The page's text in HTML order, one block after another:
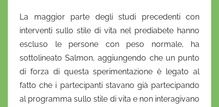
La maggior parte degli studi precedenti con
interventi sullo stile di vita nel prediabete hanno
escluso le persone con peso normale, ha
sottolineato Salmon, aggiungendo che un punto
di forza di questa sperimentazione è legato al
fatto che i partecipanti stavano già partecipando
al programma sullo stile di vita e non interagivano